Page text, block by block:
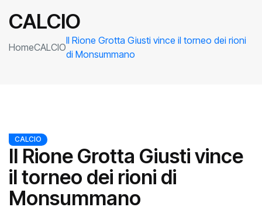
CALCIO
Il Rione Grotta Giusti vince il torneo dei rioni
CALCIO
Il Rione Grotta Giusti vince
il torneo dei rioni di